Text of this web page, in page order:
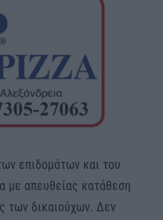
επιδομάτων και του
με απευθείας κατάθεση
των δικαιούχων. Δεν